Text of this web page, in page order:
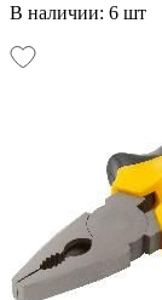
В наличии: 6 шт